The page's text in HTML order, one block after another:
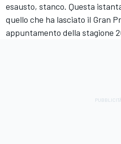
esausto, stanco. Questa
quello che ha lasciato il Gran
appuntamento della stagione